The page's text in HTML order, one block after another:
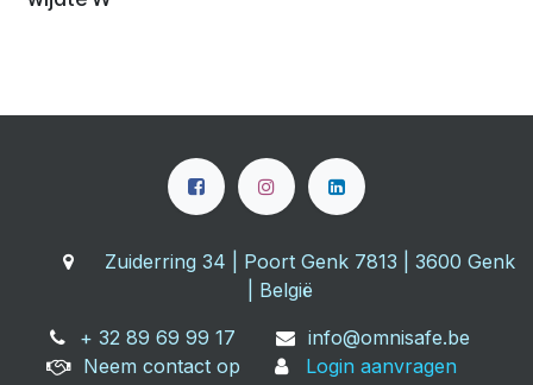
Zuiderring 34 | Poort Genk 7813 | 3600 Genk
| België
+ 32 89 69 99 17
info@omnisafe.be
Neem contact op
Login aanvragen